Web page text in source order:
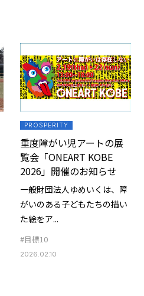
PROSPERITY
重度障がい児アートの展
覧会「ONEART KOBE
2026」開催のお知らせ
一般財団法人ゆめいくは、障
がいのある子どもたちの描い
た絵をア...
#目標10
2026.02.10